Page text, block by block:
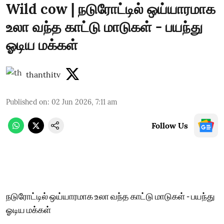
Wild cow | நடுரோட்டில் ஒய்யாரமாக
உலா வந்த காட்டு மாடுகள் - பயந்து
ஓடிய மக்கள்
thanthitv
Published on: 02 Jun 2026, 7:11 am
Follow Us
நடுரோட்டில் ஒய்யாரமாக உலா வந்த காட்டு மாடுகள் - பயந்து
ஓடிய மக்கள்